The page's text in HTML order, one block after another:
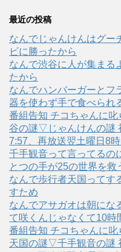
最近の投稿
なんでじゃんけんはグー
ビに勝ったから
なんで渋谷に人が集まる
たから
なんでハンバーガーとフ
器を使わず手で食べられ
番組告知 チコちゃんに
谷の謎▽じゃんけんの謎
7:57、再放送翌土曜日8
千手観音って言ってるの
とつの手が25の世界を救
なんで歩行者天国ってす
すため
なんでアサガオは朝にな
て咲くんじゃなくて10時
番組告知 チコちゃんに
天国の謎▽千手観音の謎